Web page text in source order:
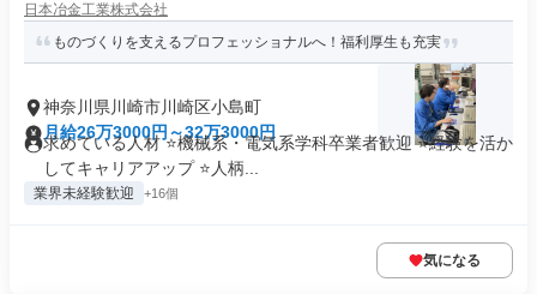
日本冶金工業株式会社
ものづくりを支えるプロフェッショナルへ！福利厚生も充実
神奈川県川崎市川崎区小島町
月給26万3000円～32万3000円
求めている人材 ⭐機械系・電気系学科卒業者歓迎 ⭐経験を活か
してキャリアアップ ⭐人柄...
業界未経験歓迎 +16個
気になる